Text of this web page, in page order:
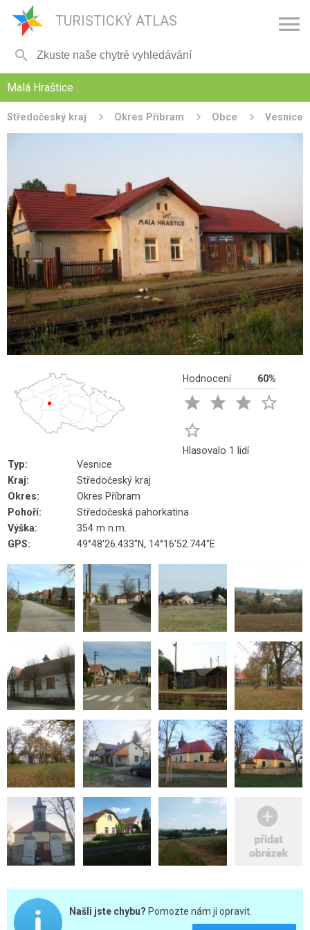
TURISTICKÝ ATLAS 

Malá Hraštice
Středočeský kraj Okres Příbram Obce Vesnice
Hodnocení 60%
   

Hlasovalo 1 lidí
Typ:
Vesnice
Kraj:
Středočeský kraj
Okres:
Okres Příbram
Pohoří:
Středočeská pahorkatina
Výška:
354 m n.m.
GPS:
49°48'26.433"N, 14°16'52.744"E
Našli jste chybu? Pomozte nám ji opravit.